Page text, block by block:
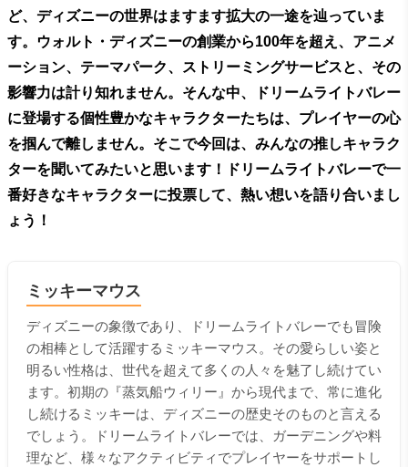
ど、ディズニーの世界はますます拡大の一途を辿っていま
す。ウォルト・ディズニーの創業から100年を超え、アニメ
ーション、テーマパーク、ストリーミングサービスと、その
影響力は計り知れません。そんな中、ドリームライトバレー
に登場する個性豊かなキャラクターたちは、プレイヤーの心
を掴んで離しません。そこで今回は、みんなの推しキャラク
ターを聞いてみたいと思います！ドリームライトバレーで一
番好きなキャラクターに投票して、熱い想いを語り合いまし
ょう！
ミッキーマウス
ディズニーの象徴であり、ドリームライトバレーでも冒険
の相棒として活躍するミッキーマウス。その愛らしい姿と
明るい性格は、世代を超えて多くの人々を魅了し続けてい
ます。初期の『蒸気船ウィリー』から現代まで、常に進化
し続けるミッキーは、ディズニーの歴史そのものと言える
でしょう。ドリームライトバレーでは、ガーデニングや料
理など、様々なアクティビティでプレイヤーをサポートし